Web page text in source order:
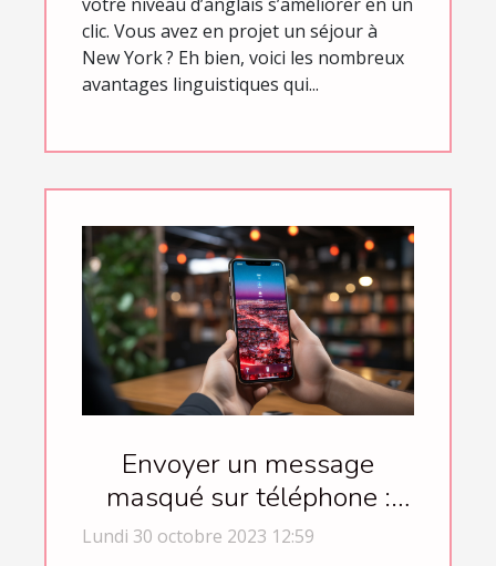
clic. Vous avez en projet un séjour à
New York ? Eh bien, voici les nombreux
avantages linguistiques qui...
Envoyer un message
masqué sur téléphone :
comment s’y prendre ?
Lundi 30 octobre 2023 12:59